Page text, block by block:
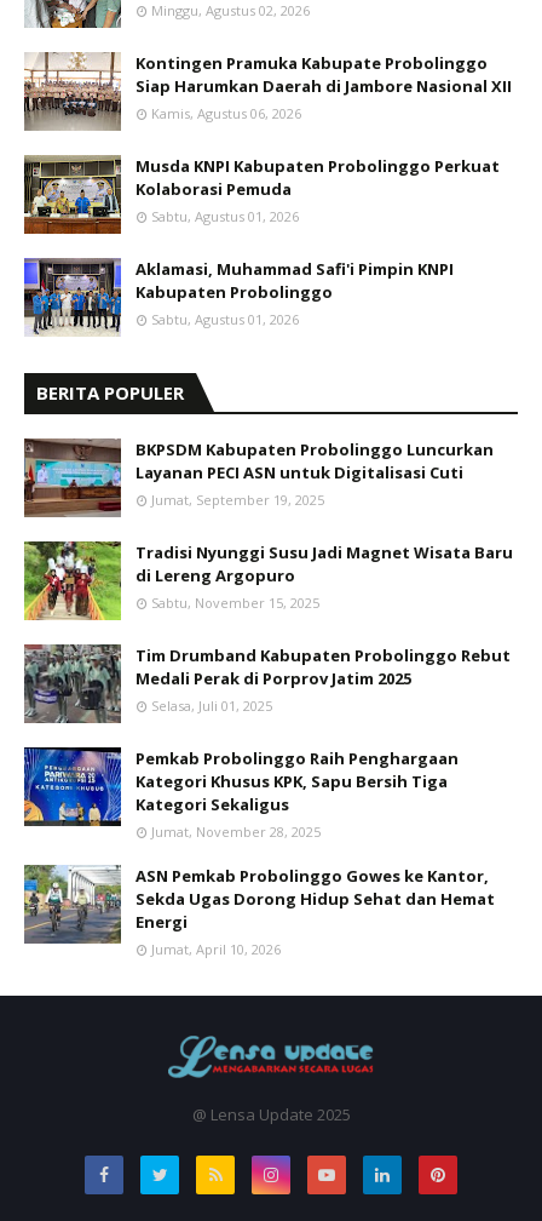
Minggu, Agustus 02, 2026
Kontingen Pramuka Kabupate Probolinggo
Siap Harumkan Daerah di Jambore Nasional XII
Kamis, Agustus 06, 2026
Musda KNPI Kabupaten Probolinggo Perkuat
Kolaborasi Pemuda
Sabtu, Agustus 01, 2026
Aklamasi, Muhammad Safi'i Pimpin KNPI
Kabupaten Probolinggo
Sabtu, Agustus 01, 2026
BERITA POPULER
BKPSDM Kabupaten Probolinggo Luncurkan
Layanan PECI ASN untuk Digitalisasi Cuti
Jumat, September 19, 2025
Tradisi Nyunggi Susu Jadi Magnet Wisata Baru
di Lereng Argopuro
Sabtu, November 15, 2025
Tim Drumband Kabupaten Probolinggo Rebut
Medali Perak di Porprov Jatim 2025
Selasa, Juli 01, 2025
Pemkab Probolinggo Raih Penghargaan
Kategori Khusus KPK, Sapu Bersih Tiga
Kategori Sekaligus
Jumat, November 28, 2025
ASN Pemkab Probolinggo Gowes ke Kantor,
Sekda Ugas Dorong Hidup Sehat dan Hemat
Energi
Jumat, April 10, 2026
@ Lensa Update 2025